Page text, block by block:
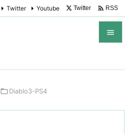

Twitter Youtube Twitter  RSS
Diablo3-PS4